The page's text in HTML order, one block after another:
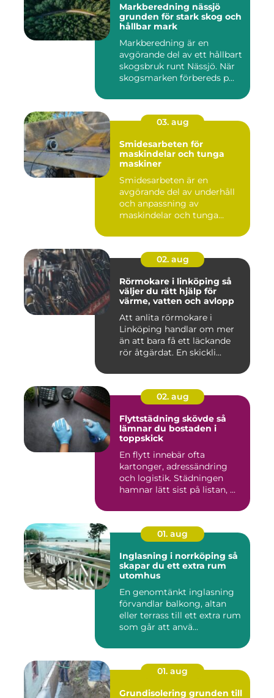
Markberedning nässjö
grunden för stark skog och
hållbar mark
Markberedning är en
avgörande del av ett hållbart
skogsbruk runt Nässjö. När
skogsmarken förbereds p...
03. aug
Smidesarbeten för
maskindelar och tunga
maskiner
Smidesarbeten är en
avgörande del av underhåll
och anpassning av
maskindelar och tunga
02. aug
Rörmokare i linköping så
väljer du rätt hjälp för
värme, vatten och avlopp
Att anlita rörmokare i
Linköping handlar om mer
än att bara få ett läckande
rör åtgärdat. En skickli...
02. aug
Flyttstädning skövde så
lämnar du bostaden i
toppskick
En flytt innebär ofta
kartonger, adressändring
och logistik. Städningen
hamnar lätt sist på listan, ...
01. aug
Inglasning i norrköping så
skapar du ett extra rum
utomhus
En genomtänkt inglasning
förvandlar balkong, altan
eller terrass till ett extra rum
som går att anvä...
01. aug
Grundisolering grunden till